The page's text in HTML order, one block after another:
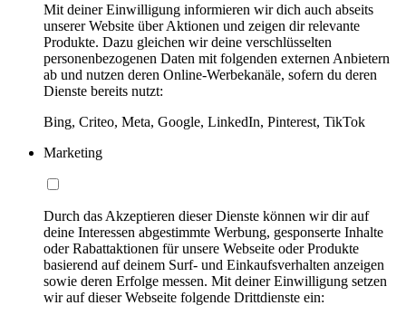
Mit deiner Einwilligung informieren wir dich auch abseits
unserer Website über Aktionen und zeigen dir relevante
Produkte. Dazu gleichen wir deine verschlüsselten
personenbezogenen Daten mit folgenden externen Anbietern
ab und nutzen deren Online-Werbekanäle, sofern du deren
Dienste bereits nutzt:
Bing, Criteo, Meta, Google, LinkedIn, Pinterest, TikTok
Marketing
Durch das Akzeptieren dieser Dienste können wir dir auf
deine Interessen abgestimmte Werbung, gesponserte Inhalte
oder Rabattaktionen für unsere Webseite oder Produkte
basierend auf deinem Surf- und Einkaufsverhalten anzeigen
sowie deren Erfolge messen. Mit deiner Einwilligung setzen
wir auf dieser Webseite folgende Drittdienste ein: